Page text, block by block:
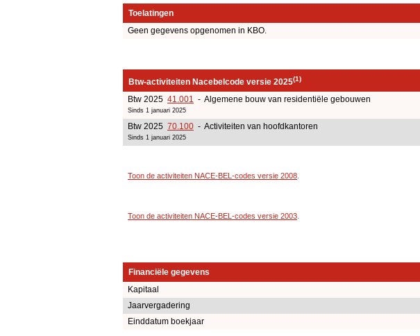
Toelatingen
Geen gegevens opgenomen in KBO.
Btw-activiteiten Nacebelcode versie 2025(1)
Btw 2025 41.001 - Algemene bouw van residentiële gebouwen
Sinds 1 januari 2025
Btw 2025 70.100 - Activiteiten van hoofdkantoren
Sinds 1 januari 2025
Toon de activiteiten NACE-BEL-codes versie 2008
Toon de activiteiten NACE-BEL-codes versie 2003
Financiële gegevens
Kapitaal
Jaarvergadering
Einddatum boekjaar